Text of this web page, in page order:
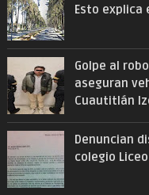
Esto explica
Golpe al
aseguran
Cuautitlán
Denuncian
colegio